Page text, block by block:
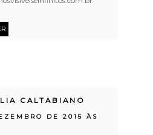
CALTABIANO
DE 2015 ÀS